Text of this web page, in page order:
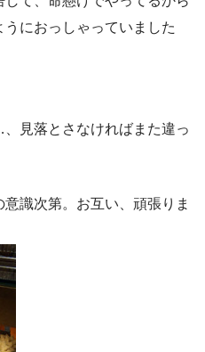
におっしゃっていました
見落とさなければまた違っ
識次第。お互い、頑張りま